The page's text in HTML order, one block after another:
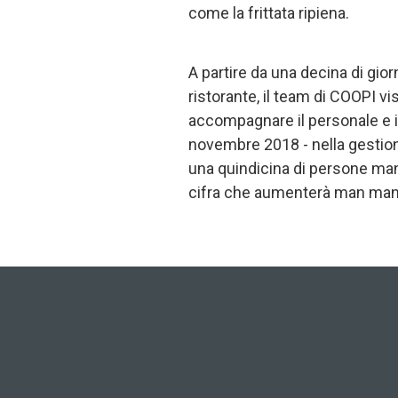
come la frittata ripiena.
A partire da una decina di
ristorante, il team di COOPI
accompagnare il personale
novembre 2018 - nella
una quindicina di persone
cifra che aumenterà man